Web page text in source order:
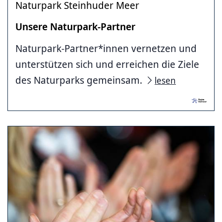
Naturpark Steinhuder Meer
Unsere Naturpark-Partner
Naturpark-Partner*innen vernetzen und
unterstützen sich und erreichen die Ziele
des Naturparks gemeinsam.
lesen